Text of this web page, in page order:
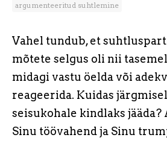
argumenteeritud suhtlemine
Vahel tundub, et
mõtete selgus oli nii
midagi vastu öelda või
reageerida. Kuidas
seisukohale kindlaks
Sinu töövahend ja Sinu